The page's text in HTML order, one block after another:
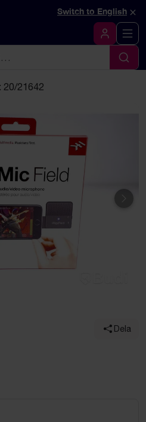
av denna sidaSwitch to English ×
Logga in
Sök
20/21642
Dela